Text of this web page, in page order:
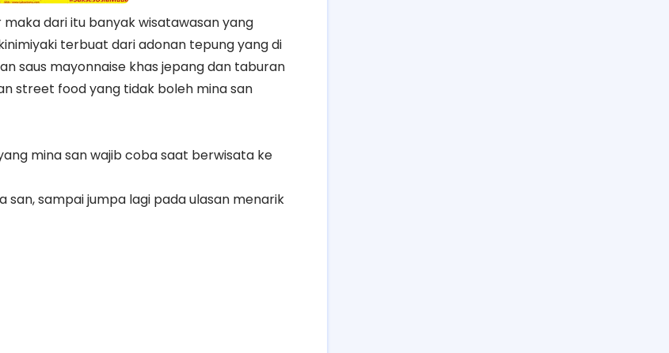
dari itu banyak wisatawasan yang
terbuat dari adonan tepung yang di
saus mayonnaise khas jepang dan taburan
street food yang tidak boleh mina san
mina san wajib coba saat berwisata ke
san, sampai jumpa lagi pada ulasan menarik